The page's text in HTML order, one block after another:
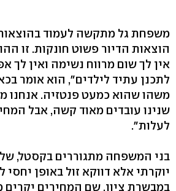
משפחת גל מתקשה לעמוד
הוצאות הדיור פשוט חונקות. זו
אין לך שום מרווח נשימה ואין לך
לתכנן עתיד לילדים", הוא אומר
משהו שהוא כמעט פנטזיה. אנחנו
שנינו עובדים מאוד קשה, אבל
לעלות".
בני המשפחה מתגוררים בקסטל,
יוקרתי אלא דווקא זול באופן יחסי
במבשרת ציון, שם המחירים